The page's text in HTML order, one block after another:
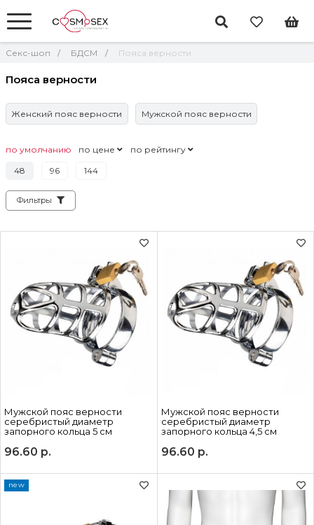
Секс-шоп БДСМ Пояса верности
Пояса верности
Женский пояс верности Мужской пояс верности
по умолчанию по цене
по рейтингу
48
96 144
Фильтры
Мужской пояс верности
серебристый диаметр
запорного кольца 5 см
96.60 р.
Мужской пояс верности
серебристый диаметр
запорного кольца 4,5 см
96.60 р.
new